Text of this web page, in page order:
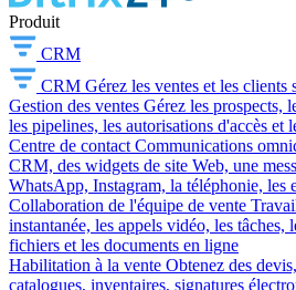
Produit
CRM
CRM Gérez les ventes et les clients
Gestion des ventes Gérez les prospects,
les pipelines, les autorisations d'accès et
Centre de contact Communications
CRM, des widgets de site Web, une
WhatsApp, Instagram, la téléphonie, les
Collaboration de l'équipe de vente
instantanée, les appels vidéo, les tâches,
fichiers et les documents en ligne
Habilitation à la vente Obtenez des
catalogues, inventaires, signatures